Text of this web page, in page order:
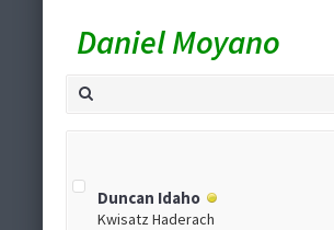
Daniel Moyano
Duncan Idaho
Kwisatz Haderach